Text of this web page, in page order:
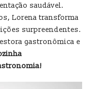
saudável.
Lorena transforma
surpreendentes.
gastronômica e